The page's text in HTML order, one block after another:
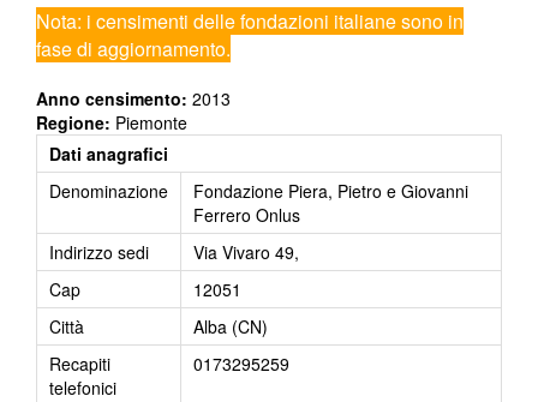
Nota: i censimenti delle fondazioni italiane sono in
fase di aggiornamento.
Anno censimento: 2013
Regione: Piemonte
Dati anagrafici
Denominazione
Fondazione Piera, Pietro e Giovanni
Ferrero Onlus
Indirizzo sedi
Via Vivaro 49,
Cap
12051
Città
Alba (CN)
Recapiti
telefonici
0173295259